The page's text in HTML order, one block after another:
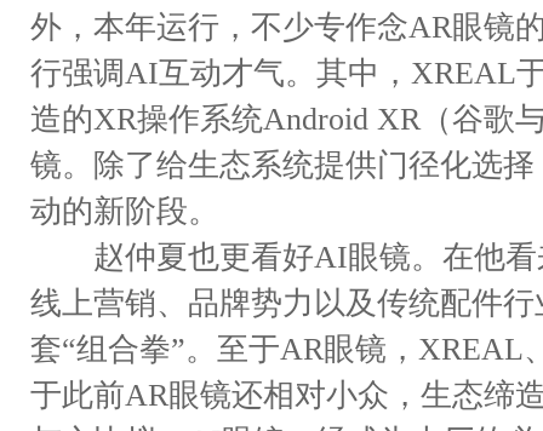
外，本年运行，不少专作念AR眼镜
行强调AI互动才气。其中，XREAL
造的XR操作系统Android XR（谷歌
镜。除了给生态系统提供门径化选
动的新阶段。
赵仲夏也更看好AI眼镜。在他看
线上营销、品牌势力以及传统配件
套“组合拳”。至于AR眼镜，XREAL
于此前AR眼镜还相对小众，生态缔